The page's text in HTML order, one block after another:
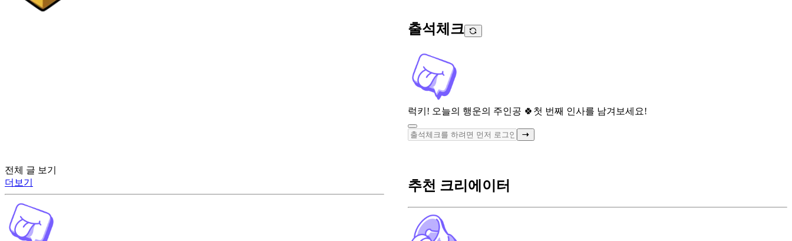
출석체크
럭키! 오늘의 행운의 주인공 🍀 첫 번째 인사를 남겨보세요!
전체 글 보기
더보기
추천 크리에이터